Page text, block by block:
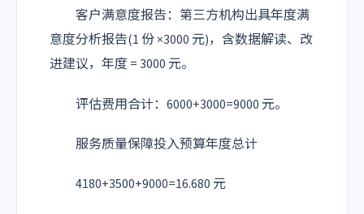
客户满意度报告：第三方机构出具年度满
意度分析报告(1 份 ×3000 元)，含数据解读、改
进建议，年度 = 3000 元。
评估费用合计：6000+3000=9000 元。
服务质量保障投入预算年度总计
4180+3500+9000=16.680 元